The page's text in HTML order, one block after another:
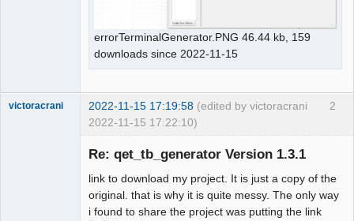
errorTerminalGenerator.PNG 46.44 kb, 159
downloads since 2022-11-15
2
victoracrani 2022-11-15 17:19:58 (edited by victoracrani
2022-11-15 17:22:10)
Re: qet_tb_generator Version 1.3.1
link to download my project. It is just a copy of the
original. that is why it is quite messy. The only way
i found to share the project was putting the link